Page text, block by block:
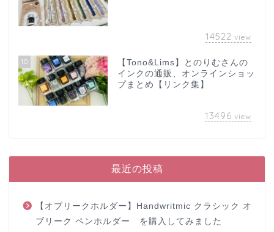
14522 view
10
【Tono&Lims】とのりむさんの
インクの通販、オンラインショッ
プまとめ【リンク集】
13496 view
最近の投稿
【オブリークホルダー】Handwritmic クラシック オ
ブリーク ペンホルダー を購入してみました